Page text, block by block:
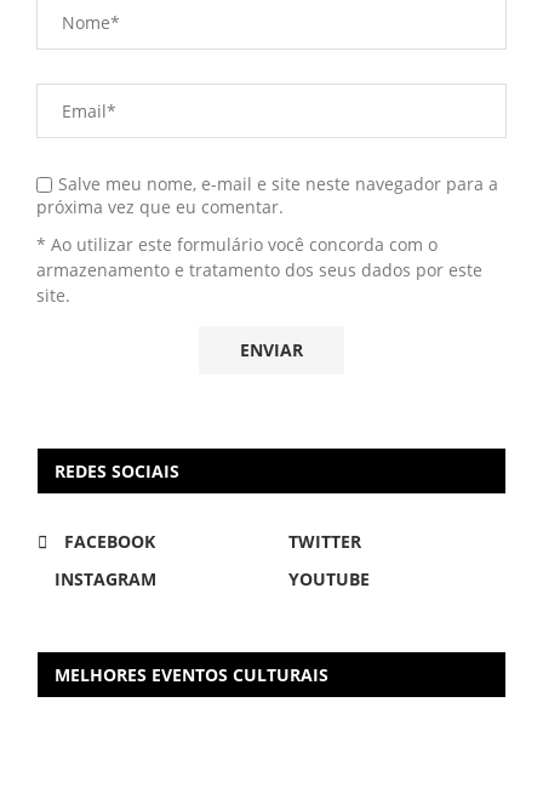
Salve meu nome, e-mail e site neste navegador para a
próxima vez que eu comentar.
* Ao utilizar este formulário você concorda com o
armazenamento e tratamento dos seus dados por este
site.
REDES SOCIAIS
FACEBOOK
TWITTER
INSTAGRAM
YOUTUBE
MELHORES EVENTOS CULTURAIS